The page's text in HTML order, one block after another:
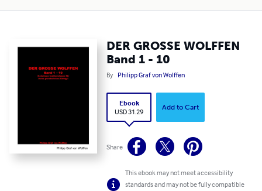
DER GROSSE WOLFFEN
Band 1 - 10
By Philipp Graf von Wolffen
Ebook
USD 31.29
Add to Cart
Share
This ebook may not meet accessibility
standards and may not be fully compatible